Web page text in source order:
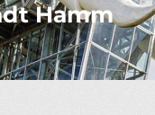
Hamm